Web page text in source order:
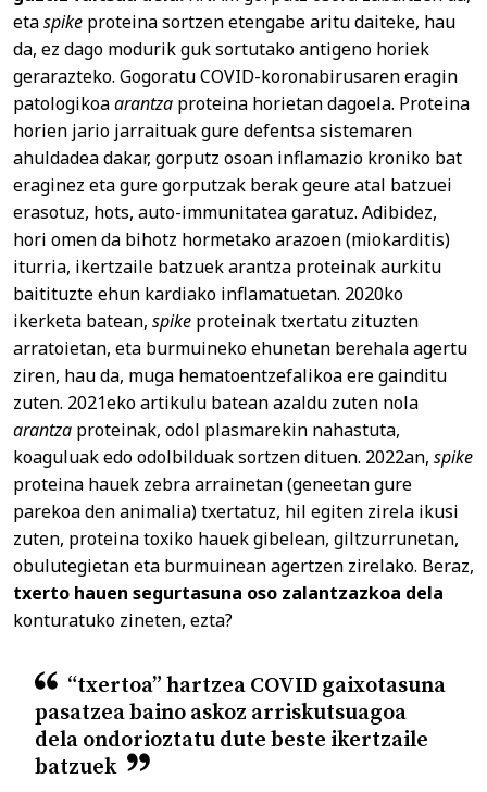
etaspike proteina sortzen etengabe aritu daiteke, hau
da, ez dago modurik guk sortutako antigeno horiek
gerarazteko. Gogoratu COVID-koronabirusaren eragin
patologikoaarantza proteina horietan dagoela. Proteina
horien jario jarraituak gure defentsa sistemaren
ahuldadea dakar, gorputz osoan inflamazio kroniko bat
eraginez eta gure gorputzak berak geure atal batzuei
erasotuz, hots, auto-immunitatea garatuz. Adibidez,
hori omen da bihotz hormetako arazoen (miokarditis)
iturria, ikertzaile batzuek arantza proteinak aurkitu
baitituzte ehun kardiako inflamatuetan. 2020ko
ikerketa batean, spike proteinak txertatu zituzten
arratoietan, eta burmuineko ehunetan berehala agertu
ziren, hau da, muga hematoentzefalikoa ere gainditu
zuten. 2021eko artikulu batean azaldu zuten nola
arantza proteinak, odol plasmarekin nahastuta,
koaguluak edo odolbilduak sortzen dituen. 2022an, spike
proteina hauek zebra arrainetan (geneetan gure
parekoa den animalia) txertatuz, hil egiten zirela ikusi
zuten, proteina toxiko hauek gibelean, giltzurrunetan,
obulutegietan eta burmuinean agertzen zirelako. Beraz,
txerto hauen segurtasuna oso zalantzazkoa dela
konturatuko zineten, ezta?
“txertoa” hartzea COVID gaixotasuna
pasatzea baino askoz arriskutsuagoa
dela ondorioztatu dute beste ikertzaile
batzuek